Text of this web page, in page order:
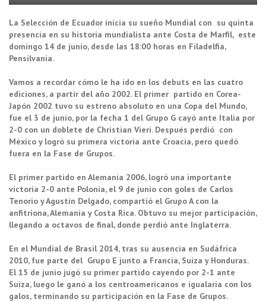
La Selección de Ecuador inicia su sueño Mundial con su quinta
presencia en su historia mundialista ante Costa de Marfil, este
domingo 14 de junio, desde las 18:00 horas en Filadelfia,
Pensilvania.
Vamos a recordar cómo le ha ido en los debuts en las cuatro
ediciones, a partir del año 2002. El primer partido en Corea-
Japón 2002 tuvo su estreno absoluto en una Copa del Mundo,
fue el 3 de junio, por la fecha 1 del Grupo G cayó ante Italia por
2-0 con un doblete de Christian Vieri. Después perdió con
México y logró su primera victoria ante Croacia, pero quedó
fuera en la Fase de Grupos.
El primer partido en Alemania 2006, logró una importante
victoria 2-0 ante Polonia, el 9 de junio con goles de Carlos
Tenorio y Agustín Delgado, compartió el Grupo A con la
anfitriona, Alemania y Costa Rica. Obtuvo su mejor participación,
llegando a octavos de final, donde perdió ante Inglaterra.
En el Mundial de Brasil 2014, tras su ausencia en Sudáfrica
2010, fue parte del Grupo E junto a Francia, Suiza y Honduras.
El 15 de junio jugó su primer partido cayendo por 2-1 ante
Suiza, luego le ganó a los centroamericanos e igualaría con los
galos, terminando su participación en la Fase de Grupos.